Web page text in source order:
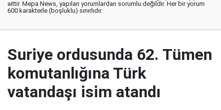
aittir. Mepa News, yapılan yorumlardan sorumlu değildir. Her bir yorum
600 karakterle (boşluklu) sınırlıdır.
Suriye ordusunda 62. Tümen
komutanlığına Türk
vatandaşı isim atandı